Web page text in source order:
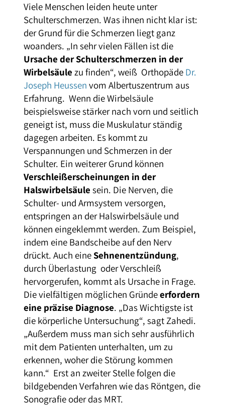
Viele Menschen leiden heute unter
Schulterschmerzen. Was ihnen nicht klar ist:
der Grund für die Schmerzen liegt ganz
woanders. „In sehr vielen Fällen ist die
Ursache der Schulterschmerzen in der
Wirbelsäule zu finden“, weiß Orthopäde Dr.
Joseph Heussen vom Albertuszentrum aus
Erfahrung. Wenn die Wirbelsäule
beispielsweise stärker nach vorn und seitlich
geneigt ist, muss die Muskulatur ständig
dagegen arbeiten. Es kommt zu
Verspannungen und Schmerzen in der
Schulter. Ein weiterer Grund können
Verschleißerscheinungen in der
Halswirbelsäule sein. Die Nerven, die
Schulter- und Armsystem versorgen,
entspringen an der Halswirbelsäule und
können eingeklemmt werden. Zum Beispiel,
indem eine Bandscheibe auf den Nerv
drückt. Auch eineSehnenentzündung,
durch Überlastung oder Verschleiß
hervorgerufen, kommt als Ursache in Frage.
Die vielfältigen möglichen Gründeerfordern
eine präzise Diagnose. „Das Wichtigste ist
die körperliche Untersuchung“, sagt Zahedi.
„Außerdem muss man sich sehr ausführlich
mit dem Patienten unterhalten, um zu
erkennen, woher die Störung kommen
kann.“ Erst an zweiter Stelle folgen die
bildgebenden Verfahren wie das Röntgen, die
Sonografie oder das MRT.